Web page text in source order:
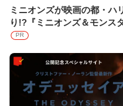
ミニオンズが映画の都・ハ
り!?『ミニオンズ＆モンス
PR